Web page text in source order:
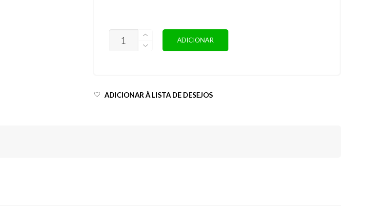
QUANTIDADE
ADICIONAR
ADICIONAR À LISTA DE DESEJOS